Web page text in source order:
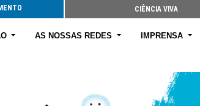
CIÊNCIA VIVA
AS NOSSAS REDES IMPRENSA